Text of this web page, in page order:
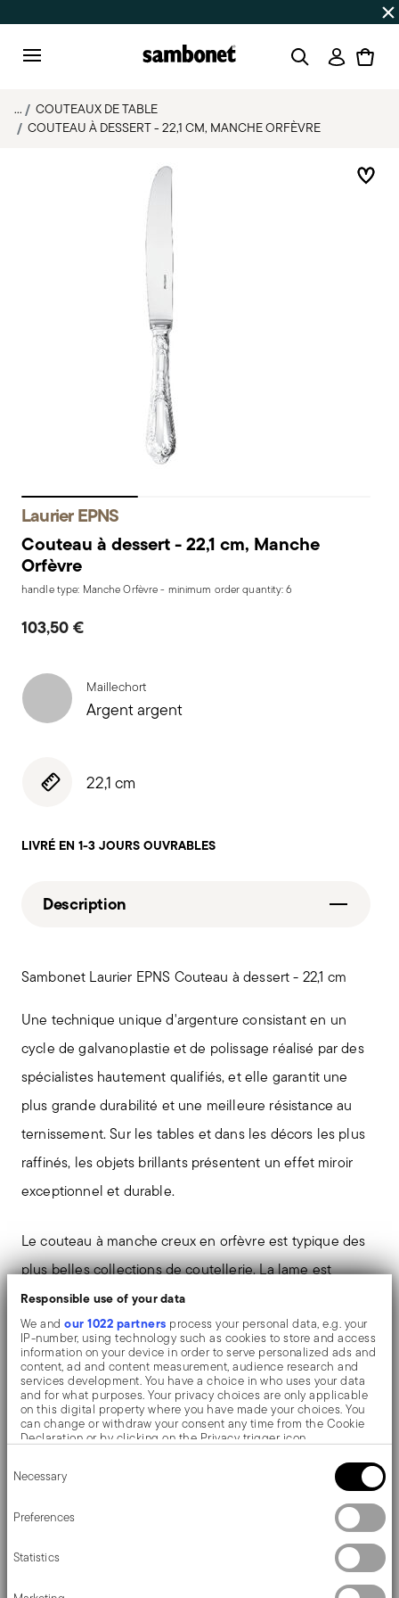
Responsible use of your data
We andour 1022 partners process your personal data, e.g. your
IP-number, using technology such as cookies to store and access
information on your device in order to serve personalized ads and
content, ad and content measurement, audience research and
services development. You have a choice in who uses your data
and for what purposes. Your privacy choices are only applicable
on this digital property where you have made your choices. You
can change or withdraw your consent any time from the Cookie
Declaration or by clicking on the Privacy trigger icon.
Collect information about your geographical location
Identify your device by actively scanning it for specific
characteristics (fingerprinting)
Find out more about how your personal data is processed and set
your preferences in the
We use cookies to personalise content and ads, to provide social
Selection
Necessary
Preferences
Statistics
Jusqu'à -50% | Commandes du 7 au 16
...
COUTEAUX DE TABLE
COUTEAU À DESSERT - 22,1 CM, MANCHE ORFÈVRE
Laurier EPNS
Couteau à dessert - 22,1 cm, Manche
Orfèvre
handle type: Manche Orfèvre - minimum order quantity: 6
103,50 €
Maillechort
Argent argent
22,1 cm
LIVRÉ EN 1-3 JOURS OUVRABLES
Description
Sambonet Laurier EPNS Couteau à dessert - 22,1 cm
Une technique unique d'argenture consistant en un
cycle de galvanoplastie et de polissage réalisé par des
spécialistes hautement qualifiés, et elle garantit une
plus grande durabilité et une meilleure résistance au
ternissement. Sur les tables et dans les décors les plus
raffinés, les objets brillants présentent un effet miroir
exceptionnel et durable.
Le couteau à manche creux en orfèvre est typique des
plus belles collections de coutellerie. La lame est
collée au manche par l'insertion d'une pâte de ciment
spéciale qui confère au couteau un équilibre optimal. Il
s'agit d'un processus artisanal qui est encore
aujourd'hui entièrement réalisé à la main.
Laurier, la collection de couverts Sambonet où
triomphent le faste et le style rococo. Conçue pour
l'orfèvrerie de la cour, Louis XV l'a également voulue
sur les couverts de Versailles 1736. Réalisé en
argenture par électrolyse (EPNS), qui met en valeur les